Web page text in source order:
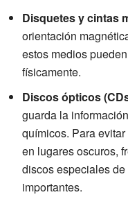
Disquetes y cintas
orientación
estos medios
físicamente.
Discos ópticos
guarda la
químicos. Para
en lugares oscuros,
discos especiales
importantes.